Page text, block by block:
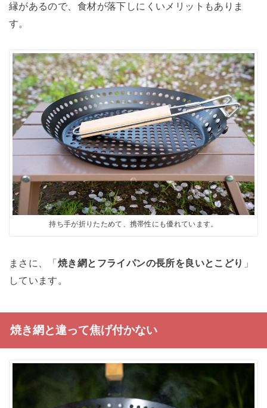
縁があるので、食材が落下しにくいメリットもありま
す。
持ち手が折りたためて、携帯性にも優れています。
まさに、「焼き網とフライパンの長所を良いとこどり 」
しています。
焼き網と違って焦げ付かない